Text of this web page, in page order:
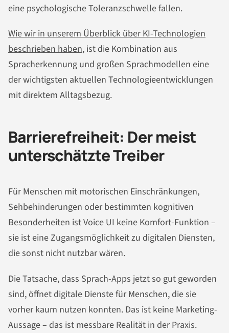
eine psychologische Toleranzschwelle fallen.
Wie wir in unserem Überblick über KI-Technologien
beschrieben haben, ist die Kombination aus
Spracherkennung und großen Sprachmodellen eine
der wichtigsten aktuellen Technologieentwicklungen
mit direktem Alltagsbezug.
Barrierefreiheit: Der meist
unterschätzte Treiber
Für Menschen mit motorischen Einschränkungen,
Sehbehinderungen oder bestimmten kognitiven
Besonderheiten ist Voice UI keine Komfort-Funktion –
sie ist eine Zugangsmöglichkeit zu digitalen Diensten,
die sonst nicht nutzbar wären.
Die Tatsache, dass Sprach-Apps jetzt so gut geworden
sind, öffnet digitale Dienste für Menschen, die sie
vorher kaum nutzen konnten. Das ist keine Marketing-
Aussage – das ist messbare Realität in der Praxis.